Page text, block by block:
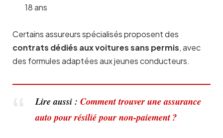
18 ans
Certains assureurs spécialisés proposent des
contrats dédiés aux voitures sans permis, avec
des formules adaptées aux jeunes conducteurs.
Lire aussi :Comment trouver une assurance
auto pour résilié pour non-paiement ?